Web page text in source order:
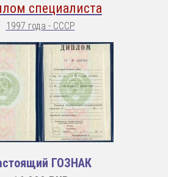
специалиста
1997 года - СССР
ГОЗНАК